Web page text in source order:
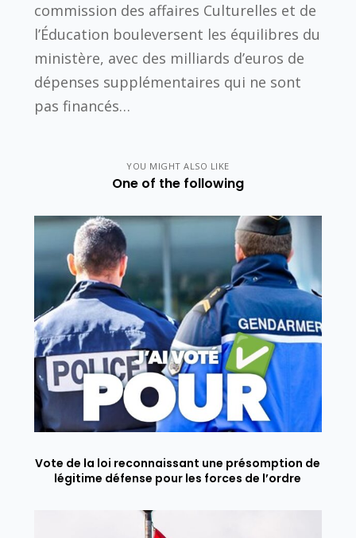
commission des affaires Culturelles et de
l’Éducation bouleversent les équilibres du
ministère, avec des milliards d’euros de
dépenses supplémentaires qui ne sont
pas financés…
YOU MIGHT ALSO LIKE
One of the following
Vote de la loi reconnaissant une présomption de
légitime défense pour les forces de l’ordre